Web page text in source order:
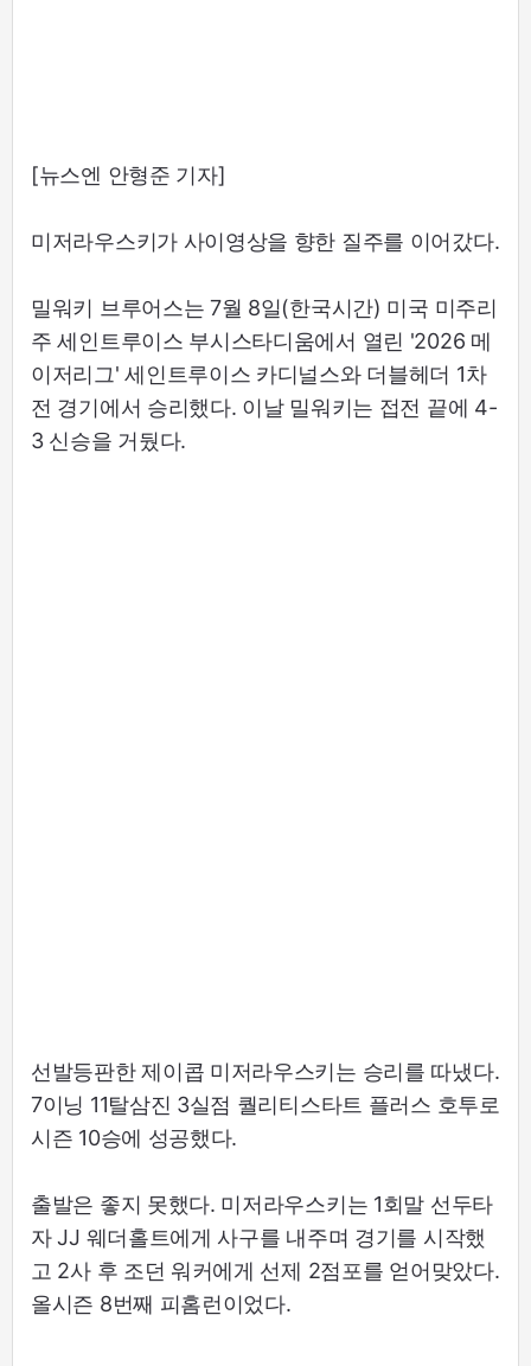
[뉴스엔 안형준 기자]
미저라우스키가 사이영상을 향한 질주를 이어갔다.
밀워키 브루어스는 7월 8일(한국시간) 미국 미주리
주 세인트루이스 부시스타디움에서 열린 '2026 메
이저리그' 세인트루이스 카디널스와 더블헤더 1차
전 경기에서 승리했다. 이날 밀워키는 접전 끝에 4-
3 신승을 거뒀다.
선발등판한 제이콥 미저라우스키는 승리를 따냈다.
7이닝 11탈삼진 3실점 퀄리티스타트 플러스 호투로
시즌 10승에 성공했다.
출발은 좋지 못했다. 미저라우스키는 1회말 선두타
자 JJ 웨더홀트에게 사구를 내주며 경기를 시작했
고 2사 후 조던 워커에게 선제 2점포를 얻어맞았다.
올시즌 8번째 피홈런이었다.